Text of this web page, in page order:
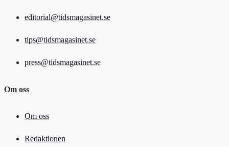
editorial@tidsmagasinet.se
tips@tidsmagasinet.se
press@tidsmagasinet.se
Om oss
Om oss
Redaktionen